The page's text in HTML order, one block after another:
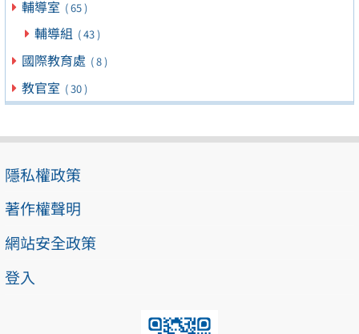
輔導室 ( 65 )
輔導組 ( 43 )
國際教育處 ( 8 )
教官室 ( 30 )
隱私權政策
著作權聲明
網站安全政策
登入